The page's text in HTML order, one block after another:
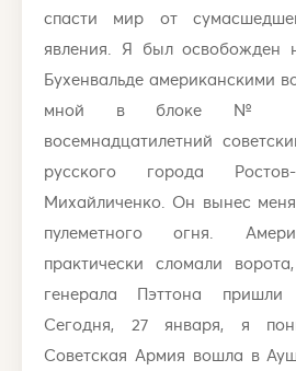
спасти мир от
явления. Я был освобожден
Бухенвальде американскими
мной в блоке № 8
восемнадцатилетний
русского города
Михайличенко. Он вынес
пулеметного огня.
практически сломали
генерала Пэттона пришли
Сегодня, 27 января, я
Советская Армия вошла в